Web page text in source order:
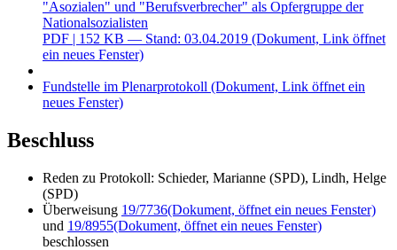
"Asozialen" und "Berufsverbrecher" als Opfergruppe der
Nationalsozialisten
PDF | 152 KB — Stand: 03.04.2019 (Dokument, Link öffnet
ein neues Fenster)
Fundstelle im Plenarprotokoll (Dokument, Link öffnet ein
neues Fenster)
Beschluss
Reden zu Protokoll: Schieder, Marianne (SPD), Lindh, Helge
(SPD)
Überweisung 19/7736(Dokument, öffnet ein neues Fenster)
und 19/8955(Dokument, öffnet ein neues Fenster)
beschlossen